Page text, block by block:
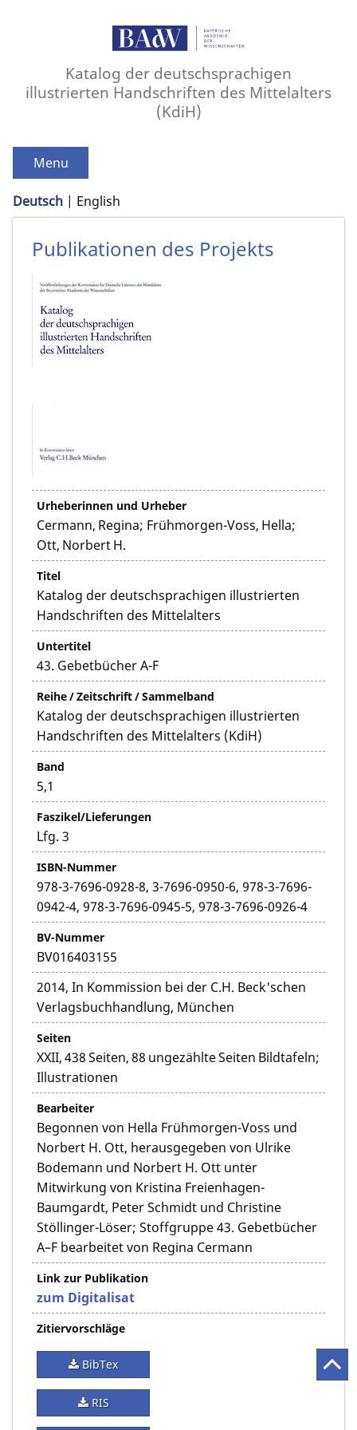
Katalog der deutschsprachigen
illustrierten Handschriften des Mittelalters
(KdiH)
Menu
Deutsch English
Publikationen des Projekts
Urheberinnen und Urheber
Cermann, Regina; Frühmorgen-Voss, Hella;
Ott, Norbert H.
Titel
Katalog der deutschsprachigen illustrierten
Handschriften des Mittelalters
Untertitel
43. Gebetbücher A-F
Reihe / Zeitschrift / Sammelband
Katalog der deutschsprachigen illustrierten
Handschriften des Mittelalters (KdiH)
Band
5,1
Faszikel/Lieferungen
Lfg. 3
ISBN-Nummer
978-3-7696-0928-8, 3-7696-0950-6, 978-3-7696-
0942-4, 978-3-7696-0945-5, 978-3-7696-0926-4
BV-Nummer
BV016403155
2014, In Kommission bei der C.H. Beck'schen
Verlagsbuchhandlung, München
Seiten
XXII, 438 Seiten, 88 ungezählte Seiten Bildtafeln;
Illustrationen
Bearbeiter
Begonnen von Hella Frühmorgen-Voss und
Norbert H. Ott, herausgegeben von Ulrike
Bodemann und Norbert H. Ott unter
Mitwirkung von Kristina Freienhagen-
Baumgardt, Peter Schmidt und Christine
Stöllinger-Löser; Stoffgruppe 43. Gebetbücher
A–F bearbeitet von Regina Cermann
Link zur Publikation
zum Digitalisat
Zitiervorschläge
BibTex
RIS